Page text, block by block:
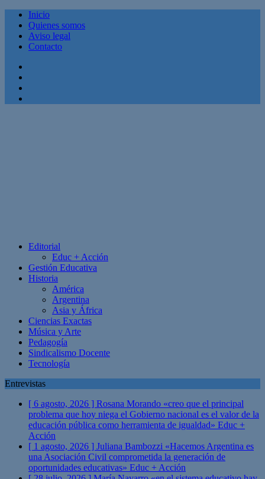
Inicio
Quienes somos
Aviso legal
Contacto
Editorial
Educ + Acción
Gestión Educativa
Historia
América
Argentina
Asia y África
Ciencias Exactas
Música y Arte
Pedagogía
Sindicalismo Docente
Tecnología
Entrevistas
[ 6 agosto, 2026 ] Rosana Morando «creo que el principal
problema que hoy niega el Gobierno nacional es el valor de la
educación pública como herramienta de igualdad» Educ +
Acción
[ 1 agosto, 2026 ] Juliana Bambozzi «Hacemos Argentina es
una Asociación Civil comprometida la generación de
oportunidades educativas» Educ + Acción